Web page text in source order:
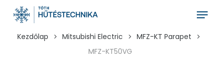
Menu
Kezdőlap Mitsubishi Electric
MFZ-KT Parapet
MFZ-KT50VG